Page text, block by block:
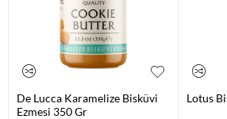
De Lucca Karamelize Bisküvi
Ezmesi 350 Gr
Lotus